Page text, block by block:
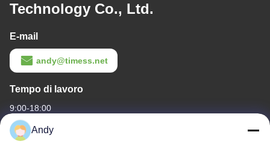
Technology Co., Ltd.
E-mail
andy@timess.net
Tempo di lavoro
9:00-18:00
Il nostro indirizzo
Andy